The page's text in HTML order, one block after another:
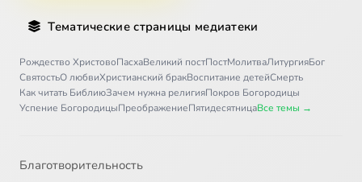
Тематические страницы медиатеки
Рождество ХристовоПасхаВеликий постПостМолитваЛитургияБог
СвятостьО любвиХристианский бракВоспитание детейСмерть
Как читать БиблиюЗачем нужна религияПокров Богородицы
Успение БогородицыПреображениеПятидесятницаВсе темы →
Благотворительность